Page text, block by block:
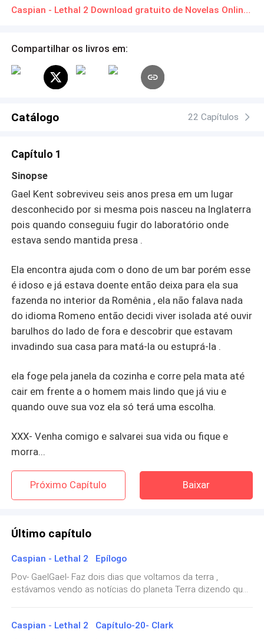
ela foge pela janela da cozinha e corre pela mata até cair
salvarei sua vida ou fique e morra...
Caspian - Lethal 2 Download gratuito de Novelas Online em PDF
Compartilhar os livros em:
Catálogo 22 Capítulos
Capítulo 1
Sinopse
Gael Kent sobreviveu seis anos presa em um lugar
desconhecido por si mesma pois nasceu na Inglaterra
pois quando conseguiu fugir do laboratório onde
estava sendo mantida presa .
Ela encontra ajuda com o dono de um bar porém esse
é idoso e já estava doente então deixa para ela sua
fazenda no interior da Romênia , ela não falava nada
do idioma Romeno então decidi viver isolada até ouvir
barulhos do lado de fora e descobrir que estavam
invadindo sua casa para matá-la ou estuprá-la .
ela foge pela janela da cozinha e corre pela mata até
cair em frente a o homem mais lindo que já viu e
quando ouve sua voz ela só terá uma escolha.
XXX- Venha comigo e salvarei sua vida ou fique e
morra...
Próximo Capítulo Baixar
Último capítulo
Caspian - Lethal 2 Epílogo
Pov- GaelGael- Faz dois dias que voltamos da terra ,
estávamos vendo as notícias do planeta Terra dizendo que
quando chegava a Transilvânia.Pelo menos assim todos os
Caspian - Lethal 2 Capítulo-20- Clark